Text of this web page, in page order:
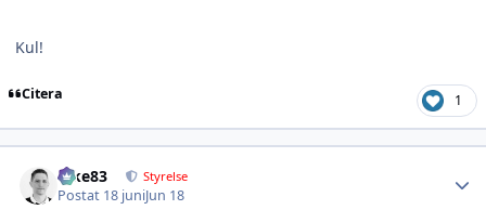
Kul!
Citera 1
nike83 Styrelse
Postat 18 juniJun 18